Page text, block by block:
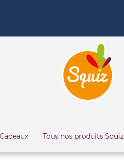
Cadeaux Tous nos produits Squiz